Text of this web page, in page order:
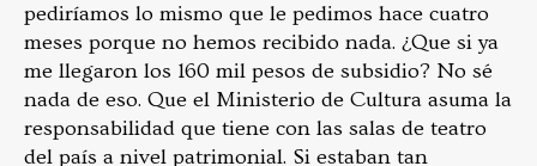
pediríamos lo mismo que le pedimos hace cuatro
meses porque no hemos recibido nada. ¿Que si ya
me llegaron los 160 mil pesos de subsidio? No sé
nada de eso. Que el Ministerio de Cultura asuma la
responsabilidad que tiene con las salas de teatro
del país a nivel patrimonial. Si estaban tan